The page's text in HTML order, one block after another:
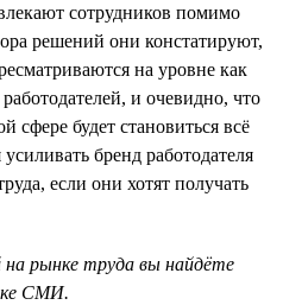
сотрудников помимо
решений они констатируют,
на уровне как
и очевидно, что
сфере будет становиться всё
бренд работодателя
если они хотят получать
рынке труда вы найдёте
СМИ.